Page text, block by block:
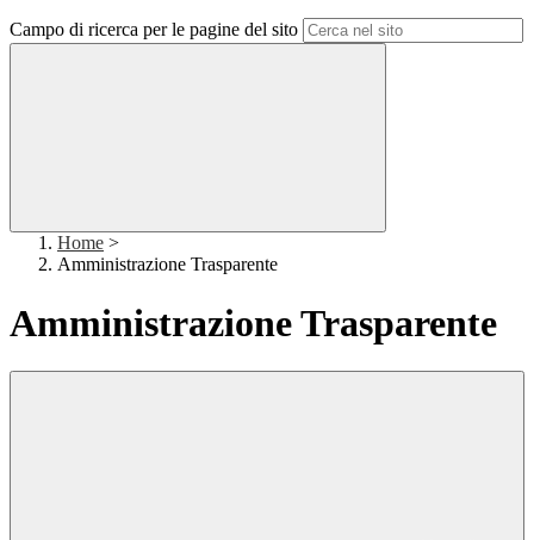
Campo di ricerca per le pagine del sito
Home >
Amministrazione Trasparente
Amministrazione Trasparente